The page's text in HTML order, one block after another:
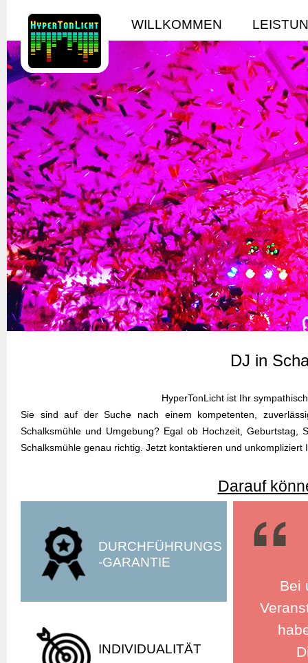
WILLKOMMEN
DJ in
HyperTonLicht ist Ihr
Sie sind auf der Suche nach einem kompetenten,
Schalksmühle und Umgebung? Egal ob Hochzeit,
Schalksmühle genau richtig. Jetzt kontaktieren und
Darauf
DURCHFÜHRUNGS
-GARANTIE
INDIVIDUALITÄT
Bei